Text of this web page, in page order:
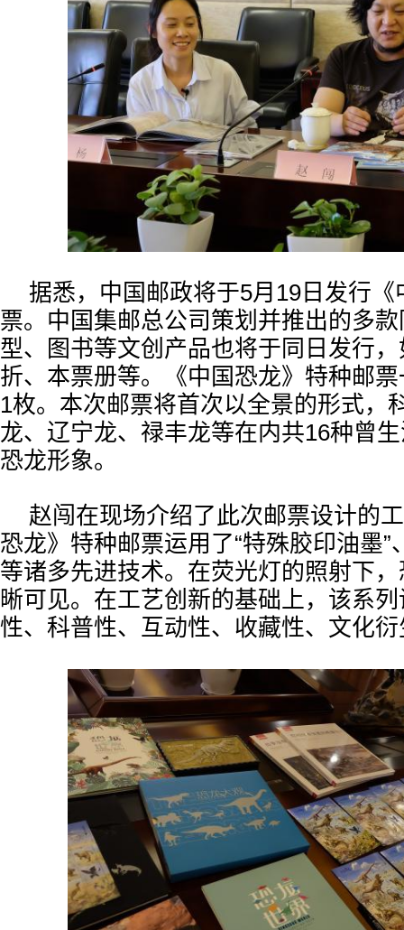
据悉，中国邮政将于5月19日发行
票。中国集邮总公司策划并推出的多
型、图书等文创产品也将于同日发行
折、本票册等。《中国恐龙》特种邮
1枚。本次邮票将首次以全景的形式，
龙、辽宁龙、禄丰龙等在内共16种曾
恐龙形象。
赵闯在现场介绍了此次邮票设计的
恐龙》特种邮票运用了“特殊胶印油墨”
等诸多先进技术。在荧光灯的照射下
晰可见。在工艺创新的基础上，该系
性、科普性、互动性、收藏性、文化